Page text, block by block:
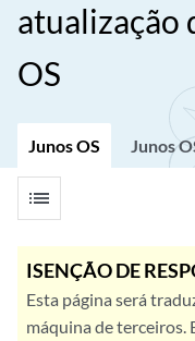
atualização
OS
Junos OS Junos
list
ISENÇÃO DE
Esta página será
máquina de terceiros.